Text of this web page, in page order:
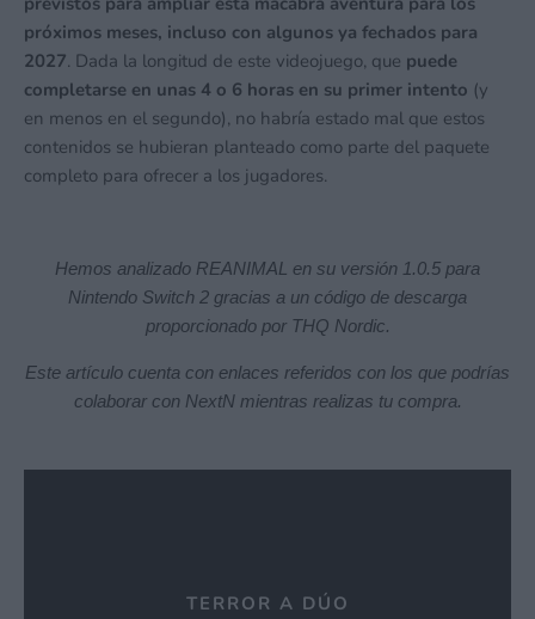
próximos meses, incluso con algunos ya fechados para
2027. Dada la longitud de este videojuego, que puede
completarse en unas 4 o 6 horas en su primer intento (y
en menos en el segundo), no habría estado mal que estos
contenidos se hubieran planteado como parte del paquete
completo para ofrecer a los jugadores.
Hemos analizado REANIMAL en su versión 1.0.5 para
Nintendo Switch 2 gracias a un código de descarga
proporcionado por THQ Nordic.
Este artículo cuenta con enlaces referidos con los que podrías
colaborar con NextN mientras realizas tu compra.
TERROR A DÚO